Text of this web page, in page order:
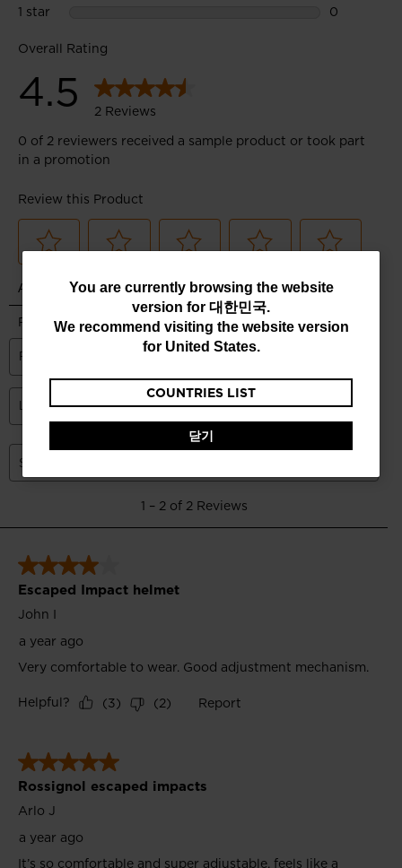
You
are
website
version
for
한
민
국.
We
recommend
visiting
the
version
for
United
You are currently browsing the website
version for 대한민국.
We recommend visiting the website version
for United States.
COUNTRIES LIST
닫기